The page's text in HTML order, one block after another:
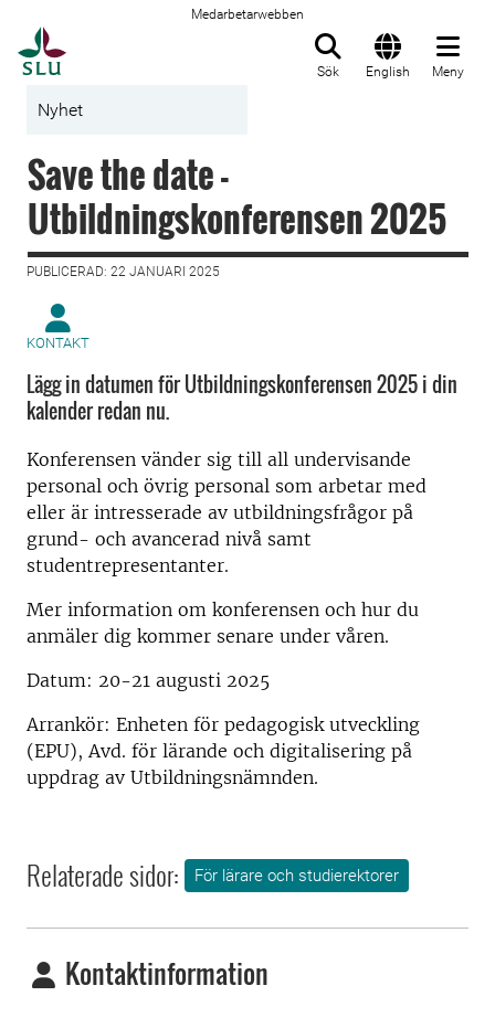
Medarbetarwebben
Sök English Meny
Nyhet
Save the date -
Utbildningskonferensen 2025
PUBLICERAD: 22 JANUARI 2025
KONTAKT
Lägg in datumen för Utbildningskonferensen 2025 i din
kalender redan nu.
Konferensen vänder sig till all undervisande
personal och övrig personal som arbetar med
eller är intresserade av utbildningsfrågor på
grund- och avancerad nivå samt
studentrepresentanter.
Mer information om konferensen och hur du
anmäler dig kommer senare under våren.
Datum: 20-21 augusti 2025
Arrankör: Enheten för pedagogisk utveckling
(EPU), Avd. för lärande och digitalisering på
uppdrag av Utbildningsnämnden.
Relaterade sidor: För lärare och studierektorer
Kontaktinformation